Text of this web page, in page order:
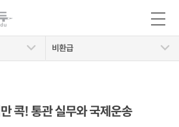
비환급
콕! 통관 실무와 국제운송